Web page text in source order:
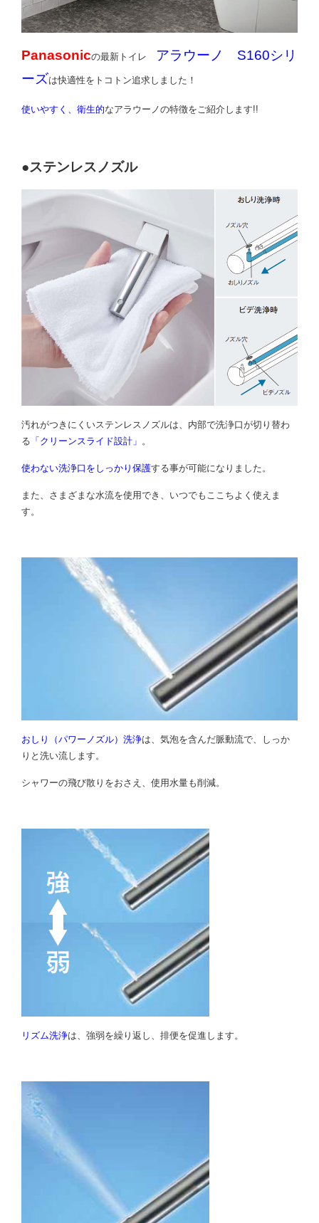
Panasonicの最新トイレ
アラウーノ S160シリ
ーズは快適性をトコトン追求しました！
使いやすく、衛生的なアラウーノの特徴をご紹介します!!
●ステンレスノズル
汚れがつきにくいステンレスノズルは、内部で洗浄口が切り替わ
る 「クリーンスライド設計」 。
使わない洗浄口をしっかり保護する事が可能になりました。
また、さまざまな水流を使用でき、いつでもここちよく使えま
す。
おしり（パワーノズル）洗浄は、気泡を含んだ脈動流で、しっか
りと洗い流します。
シャワーの飛び散りをおさえ、使用水量も削減。
リズム洗浄は、強弱を繰り返し、排便を促進します。